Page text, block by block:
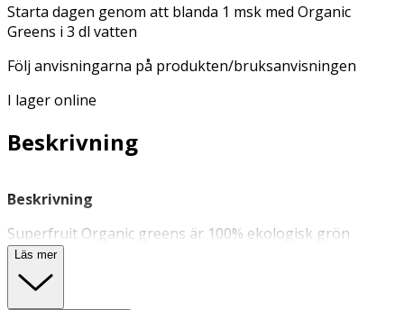
Starta dagen genom att blanda 1 msk med Organic
Greens i 3 dl vatten
Följ anvisningarna på produkten/bruksanvisningen
I lager online
Beskrivning
Beskrivning
Superfruit Organic greens är 100% ekologisk grön
pulverblandning av vetegräs, korngräs, spirulina,
moringa, spenat, nässla och chlorella. Produkten är helt
naturlig och smak kommer bara från de olika
Läs mer